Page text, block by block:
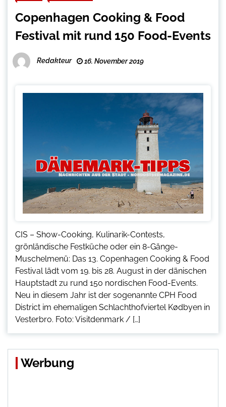
Copenhagen Cooking & Food
Festival mit rund 150 Food-Events
Redakteur 16. November 2019
CIS – Show-Cooking, Kulinarik-Contests,
grönländische Festküche oder ein 8-Gänge-
Muschelmenü: Das 13. Copenhagen Cooking & Food
Festival lädt vom 19. bis 28. August in der dänischen
Hauptstadt zu rund 150 nordischen Food-Events.
Neu in diesem Jahr ist der sogenannte CPH Food
District im ehemaligen Schlachthofviertel Kødbyen in
Vesterbro. Foto: Visitdenmark / […]
Werbung